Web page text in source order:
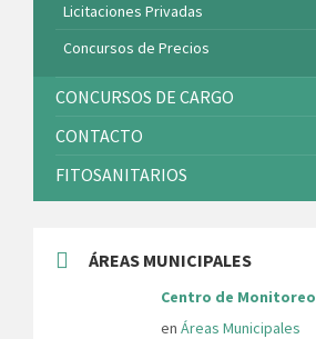
Licitaciones Privadas
Concursos de Precios
CONCURSOS DE CARGO
CONTACTO
FITOSANITARIOS
ÁREAS MUNICIPALES
Centro de Monitoreo
en Áreas Municipales